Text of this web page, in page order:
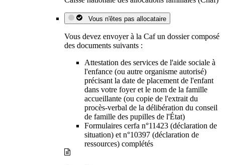
Vous n'êtes pas allocataire
Vous devez envoyer à la Caf un dossier composé
des documents suivants :
Attestation des services de l'aide sociale à
l'enfance (ou autre organisme autorisé)
précisant la date de placement de l'enfant
dans votre foyer et le nom de la famille
accueillante (ou copie de l'extrait du
procès-verbal de la délibération du conseil
de famille des pupilles de l'État)
Formulaires cerfa n°11423 (déclaration de
situation) et n°10397 (déclaration de
ressources) complétés